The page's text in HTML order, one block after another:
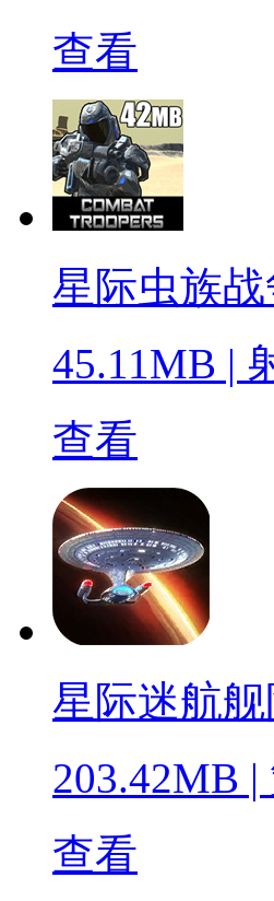
查看
星际虫族战
45.11MB |
查看
星际迷航舰
203.42MB |
查看